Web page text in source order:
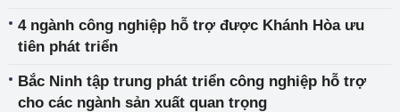
4 ngành công nghiệp hỗ trợ được Khánh Hòa ưu
tiên phát triển
Bắc Ninh tập trung phát triển công nghiệp hỗ trợ
cho các ngành sản xuất quan trọng